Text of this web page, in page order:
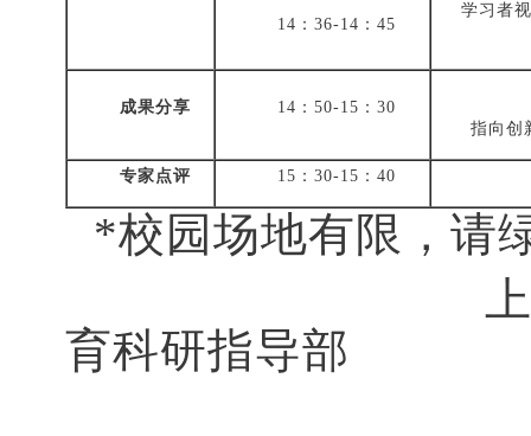
14：36-14：45
学习者
成果分享
14：50-15：30
指向创
专家点评 15：30-15：40
*校园场地有限，请
育科研指导部